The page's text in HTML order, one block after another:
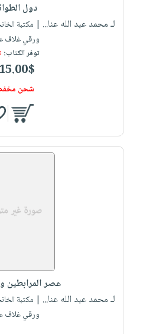
دول
لـ محمد عبد الله عنا... | مكتبة
ورقي غلاف
توفر الكتاب:
15.00$
شحن
عصر المرابطين
لـ محمد عبد الله عنا... | مكتبة
ورقي غلاف